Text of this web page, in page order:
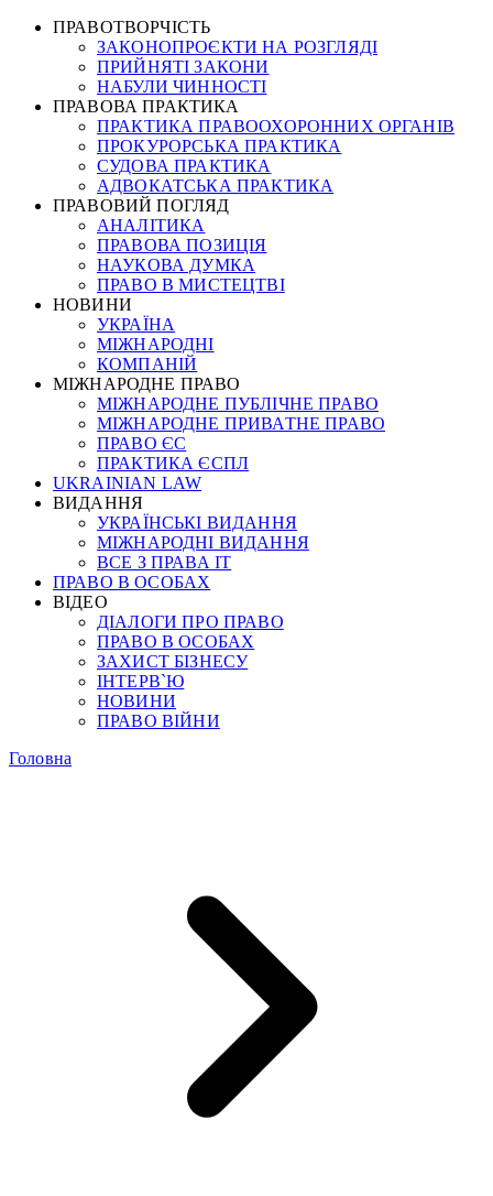
ПРАВОТВОРЧІСТЬ
ЗАКОНОПРОЄКТИ НА РОЗГЛЯДІ
ПРИЙНЯТІ ЗАКОНИ
НАБУЛИ ЧИННОСТІ
ПРАВОВА ПРАКТИКА
ПРАКТИКА ПРАВООХОРОННИХ ОРГАНІВ
ПРОКУРОРСЬКА ПРАКТИКА
СУДОВА ПРАКТИКА
АДВОКАТСЬКА ПРАКТИКА
ПРАВОВИЙ ПОГЛЯД
АНАЛІТИКА
ПРАВОВА ПОЗИЦІЯ
НАУКОВА ДУМКА
ПРАВО В МИСТЕЦТВІ
НОВИНИ
УКРАЇНА
МІЖНАРОДНІ
КОМПАНІЙ
МІЖНАРОДНЕ ПРАВО
МІЖНАРОДНЕ ПУБЛІЧНЕ ПРАВО
МІЖНАРОДНЕ ПРИВАТНЕ ПРАВО
ПРАВО ЄС
ПРАКТИКА ЄСПЛ
UKRAINIAN LAW
ВИДАННЯ
УКРАЇНСЬКІ ВИДАННЯ
МІЖНАРОДНІ ВИДАННЯ
ВСЕ З ПРАВА ІТ
ПРАВО В ОСОБАХ
ВІДЕО
ДІАЛОГИ ПРО ПРАВО
ПРАВО В ОСОБАХ
ЗАХИСТ БІЗНЕСУ
ІНТЕРВ`Ю
НОВИНИ
ПРАВО ВІЙНИ
Головна